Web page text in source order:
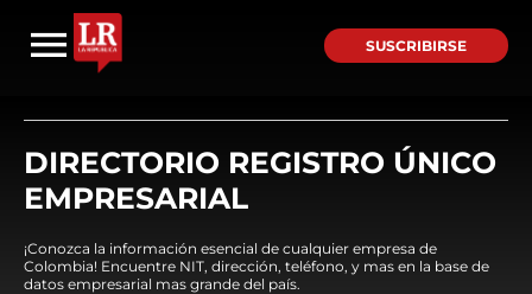
SUSCRIBIRSE
DIRECTORIO REGISTRO ÚNICO
EMPRESARIAL
¡Conozca la información esencial de cualquier empresa de
Colombia! Encuentre NIT, dirección, teléfono, y mas en la base de
datos empresarial mas grande del país.